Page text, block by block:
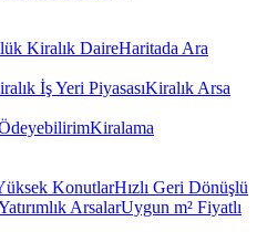
Kiralık DaireHaritada Ara
İş Yeri PiyasasıKiralık Arsa
Kiralama
KonutlarHızlı Geri Dönüşlü
ArsalarUygun m² Fiyatlı